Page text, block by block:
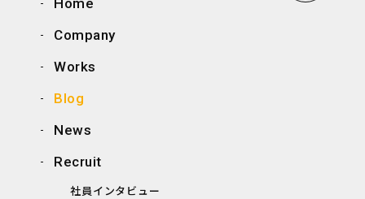
Home
Company
Works
Blog
News
Recruit
社員インタビュー